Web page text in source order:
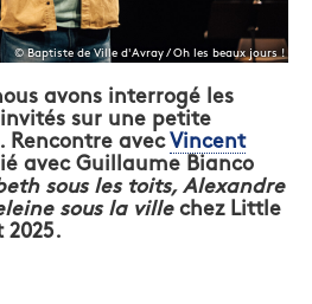
© Baptiste de Ville d'Avray / Oh les beaux jours !
avons interrogé les
sur une petite
Rencontre avec Vincent
avec Guillaume Bianco
sous les toits, Alexandre
sous la ville chez Little
2025.